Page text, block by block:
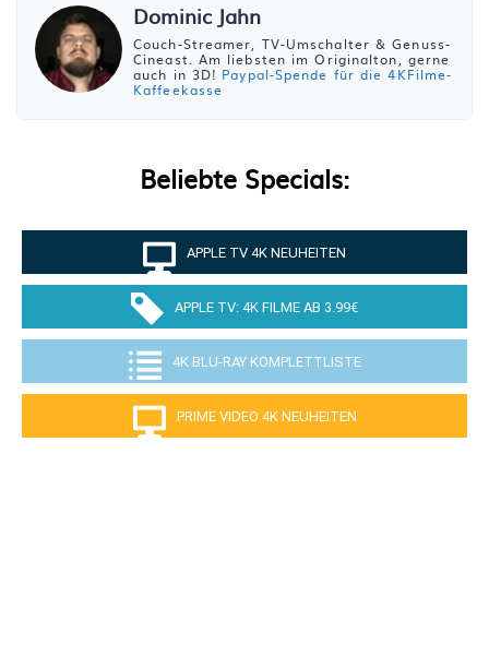
Dominic Jahn
Couch-Streamer, TV-Umschalter & Genuss-
Cineast. Am liebsten im Originalton, gerne
auch in 3D! Paypal-Spende für die 4KFilme-
Kaffeekasse
Beliebte Specials:
APPLE TV 4K NEUHEITEN
APPLE TV: 4K FILME AB 3.99€
4K BLU-RAY KOMPLETTLISTE
PRIME VIDEO 4K NEUHEITEN